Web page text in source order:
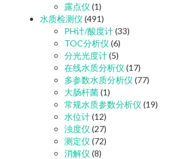
露点仪 (1)
水质检测仪 (491)
PH计/酸度计(33)
TOC分析仪 (6)
分光光度计(5)
在线水质分析仪 (17)
多参数水质分析仪 (77)
大肠杆菌(1)
常规水质参数分析仪 (19)
水位计(12)
浊度仪 (27)
测定仪 (72)
消解仪 (8)